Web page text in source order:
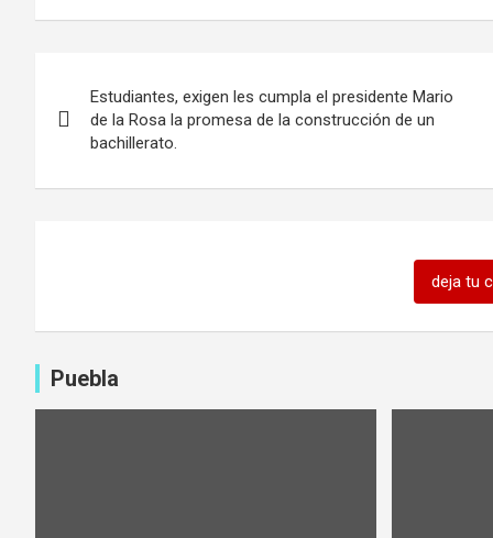
de
Estudiantes, exigen les cumpla el presidente Mario
de la Rosa la promesa de la construcción de un
bachillerato.
deja tu
Puebla